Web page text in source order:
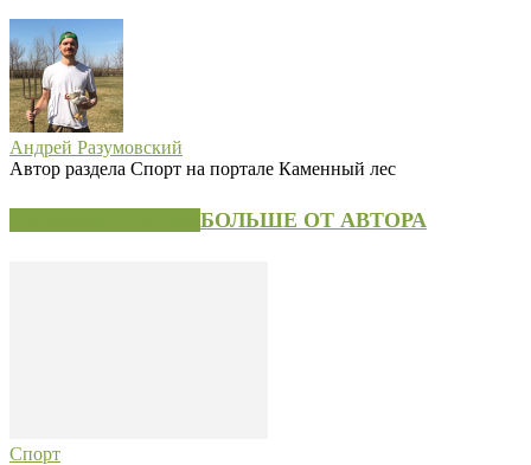
Андрей Разумовский
Автор раздела Спорт на портале Каменный лес
БОЛЬШЕ ОТ АВТОРА
Спорт